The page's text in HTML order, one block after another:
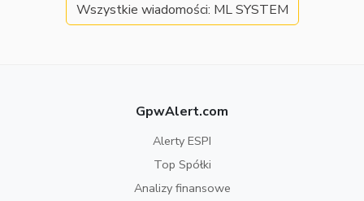
Wszystkie wiadomości: ML SYSTEM
GpwAlert.com
Alerty ESPI
Top Spółki
Analizy finansowe